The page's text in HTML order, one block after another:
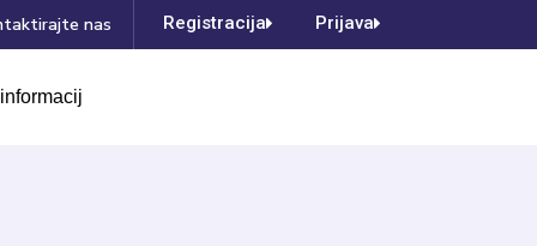
nas Registracija Prijava